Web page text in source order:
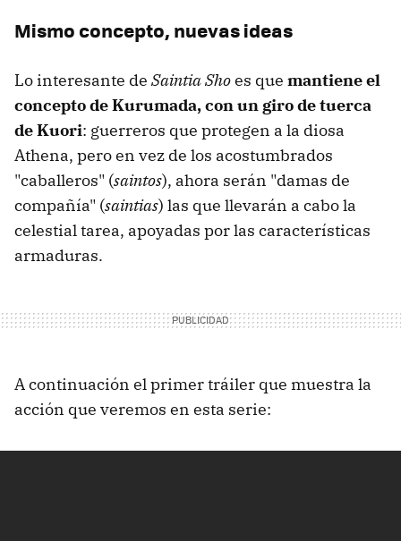
Mismo concepto, nuevas ideas
Lo interesante de Saintia Shoes que mantiene el
concepto de Kurumada, con un giro de tuerca
de Kuori: guerreros que protegen a la diosa
Athena, pero en vez de los acostumbrados
"caballeros" (saintos), ahora serán "damas de
compañía" (saintias) las que llevarán a cabo la
celestial tarea, apoyadas por las características
armaduras.
A continuación el primer tráiler que muestra la
acción que veremos en esta serie: